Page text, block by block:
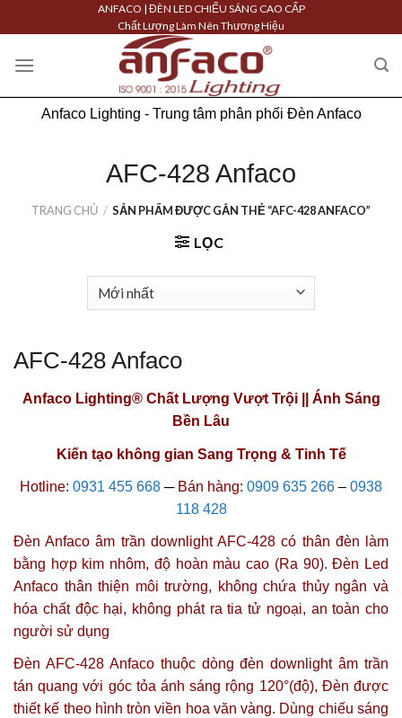
to
content
ANFACO | ĐÈN LED CHIẾU SÁNG CAO CẤP
Chất Lượng Làm Nên Thương Hiệu
Anfaco Lighting - Trung tâm phân phối Đèn Anfaco
AFC-428 Anfaco
TRANG CHỦ / SẢN PHẨM ĐƯỢC GẮN THẺ “AFC-428 ANFACO”
LỌC
AFC-428 Anfaco
Anfaco Lighting® Chất Lượng Vượt Trội || Ánh Sáng
Bền Lâu
Kiến tạo không gian Sang Trọng & Tinh Tế
Hotline: 0931 455 668 ─Bán hàng: 0909 635 266 – 0938
118 428
Đèn Anfaco âm trần downlight AFC-428 có thân đèn làm
bằng hợp kim nhôm, độ hoàn màu cao (Ra 90). Đèn Led
Anfaco thân thiện môi trường, không chứa thủy ngân và
hóa chất độc hại, không phát ra tia tử ngoại, an toàn cho
người sử dụng
Đèn AFC-428 Anfaco thuộc dòng đèn downlight âm trần
tán quang với góc tỏa ánh sáng rộng 120°(độ), Đèn được
thiết kế theo hình tròn viền hoa văn vàng. Dùng chiếu sáng